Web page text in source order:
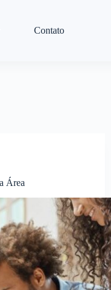
Contato
Área